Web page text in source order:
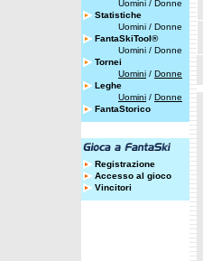
Uomini / Donne
Statistiche
Uomini / Donne
FantaSkiTool®
Uomini / Donne
Tornei
Uomini / Donne
Leghe
Uomini / Donne
FantaStorico
Registrazione
Accesso al gioco
Vincitori